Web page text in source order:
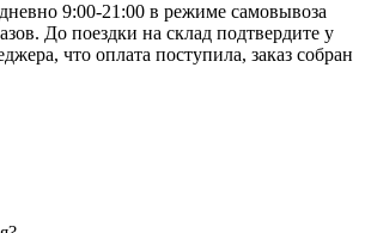
9:00-21:00 в режиме самовывоза
До поездки на склад подтвердите у
что оплата поступила, заказ собран